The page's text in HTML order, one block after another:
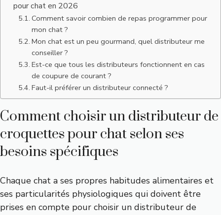
pour chat en 2026
Comment savoir combien de repas programmer pour
mon chat ?
Mon chat est un peu gourmand, quel distributeur me
conseiller ?
Est-ce que tous les distributeurs fonctionnent en cas
de coupure de courant ?
Faut-il préférer un distributeur connecté ?
Comment choisir un distributeur de
croquettes pour chat selon ses
besoins spécifiques
Chaque chat a ses propres habitudes alimentaires et
ses particularités physiologiques qui doivent être
prises en compte pour choisir un distributeur de